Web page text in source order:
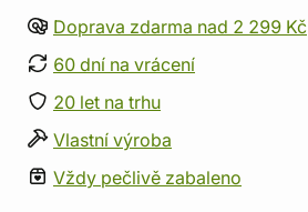
Doprava zdarma nad 2 299 Kč
60 dní na vrácení
20 let na trhu
Vlastní výroba
Vždy pečlivě zabaleno